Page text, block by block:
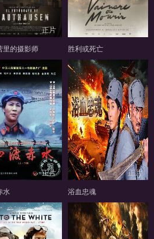
正片
里的摄影师
正片
胜利或死亡
正片
水
正片
浴血忠魂